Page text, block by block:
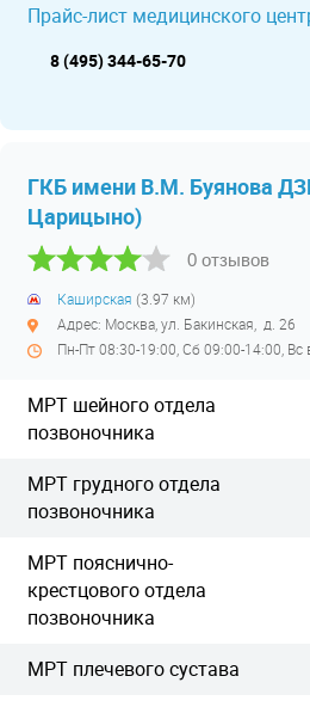
Прайс-лист медицинского
8 (495) 344-65-70
ГКБ имени В.М. Буянова
Царицыно)
0 отзывов
Каширская (3.97 км)
Адрес: Москва, ул. Бакинская, д. 26
Пн-Пт 08:30-19:00, Сб 09:00-14:00, Вс
МРТ шейного отдела
позвоночника
МРТ грудного отдела
позвоночника
МРТ пояснично-
крестцового отдела
позвоночника
МРТ плечевого сустава